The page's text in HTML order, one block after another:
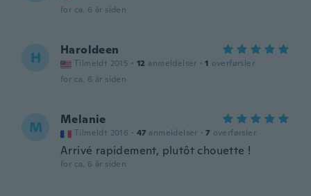
for ca. 6 år siden
H Haroldeen
Tilmeldt 2015 · 12 anmeldelser · 1 overførsler
for ca. 6 år siden
M Melanie
Tilmeldt 2016 · 47 anmeldelser · 7 overførsler
Arrivé rapidement, plutôt chouette !
for ca. 6 år siden